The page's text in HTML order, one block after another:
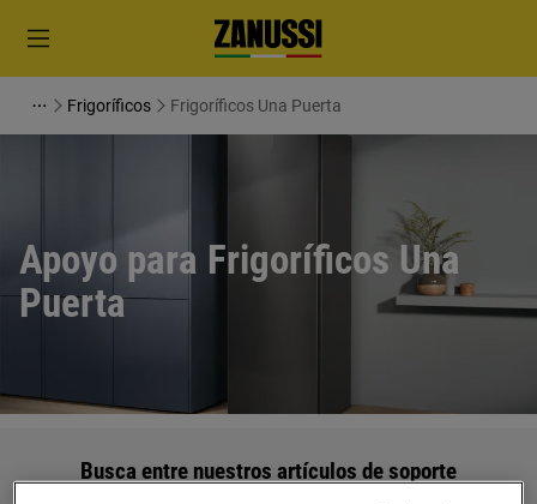
Frigoríficos Frigoríficos Una Puerta
Apoyo para Frigoríficos Una
Puerta
Busca entre nuestros artículos de soporte